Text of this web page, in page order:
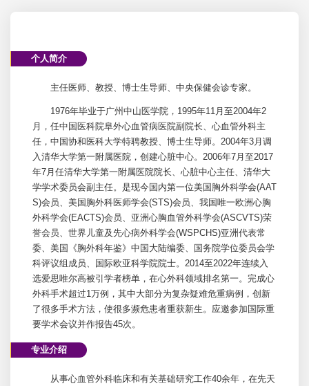
个人简介
主任医师、教授、博士生导师、中央保健会诊专家。
1976年毕业于广州中山医学院，1995年11月至2004年2
月，任中国医科院阜外心血管病医院副院长、心血管外科主
任，中国协和医科大学特聘教授、博士生导师。2004年3月调
入清华大学第一附属医院，创建心脏中心。2006年7月至2017
年7月任清华大学第一附属医院院长、 心脏中心主任、清华大
学学术委员会副主任。是现今国内第一位美国胸外科学会(AAT
S)会员、美国胸外科医师学会(STS)会员、我国唯一欧洲心胸
外科学会(EACTS)会员、亚洲心胸血管外科学会(ASCVTS)荣
誉会员、世界儿童及先心病外科学会(WSPCHS)亚洲代表常
委、美国《胸外科年鉴》中国大陆编委、国务院学位委员会学
科评议组成员、国际欧亚科学院院士。2014至2022年连续入
选爱思唯尔高被引学者榜单，在心外科领域排名第一。完成心
外科手术超过1万例，其中大部分为复杂疑难危重病例，创新
了很多手术方法，使很多濒危患者重获新生。应邀参加国际重
要学术会议并作报告45次。
专业介绍
从事心血管外科临床和有关基础研究工作40余年，在先天